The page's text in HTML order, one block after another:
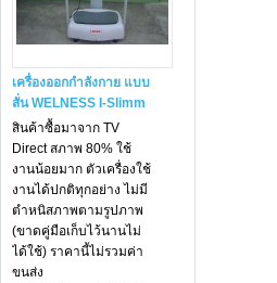
เครื่องออกกำลังกาย แบบ
สั่น WELNESS I-Slimm
สินค้าซื้อมาจาก TV
Direct สภาพ 80% ใช้
งานน้อยมาก ตัวเครื่องใช้
งานได้ปกติทุกอย่าง ไม่มี
ตำหนิสภาพตามรูปภาพ
(ขาดคู่มือเก็บไว้นานไม่
ได้ใช้) ราคานี้ไม่รวมค่า
ขนส่ง